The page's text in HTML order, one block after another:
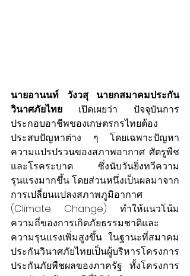
นายอานนท์ วังวสุ นายกสมาคมประกัน
วินาศภัยไทย เปิดเผยว่า ปัจจุบันการ
ประกอบอาชีพของเกษตรกรไทยต้อง
ประสบปัญหาต่าง ๆ โดยเฉพาะปัญหา
ความแปรปรวนของสภาพอากาศ ศัตรูพืช
และโรคระบาด ซึ่งนับวันยิ่งทวีความ
รุนแรงมากขึ้น โดยส่วนหนึ่งเป็นผลมาจาก
การเปลี่ยนแปลงสภาพภูมิอากาศ
(Climate Change) ทำให้แนวโน้ม
ความถี่ของการเกิดภัยธรรมชาติและ
ความรุนแรงเพิ่มสูงขึ้น ในฐานะที่สมาคม
ประกันวินาศภัยไทยเป็นผู้บริหารโครงการ
ประกันภัยพืชผลของภาครัฐ ทั้งโครงการ